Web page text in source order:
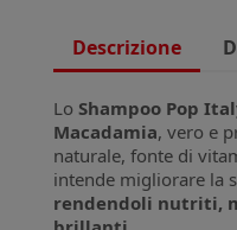
Descrizione
Lo Shampoo Pop
Macadamia, vero e
naturale, fonte di
intende migliorare la
rendendoli nutriti,